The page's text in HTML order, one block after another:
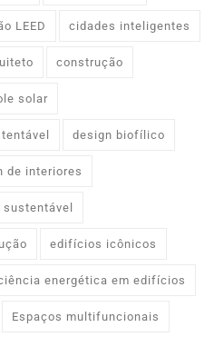
LEED cidades inteligentes
construção
solar
design biofílico
de interiores
sustentável
edifícios icônicos
energética em edifícios
Espaços multifuncionais